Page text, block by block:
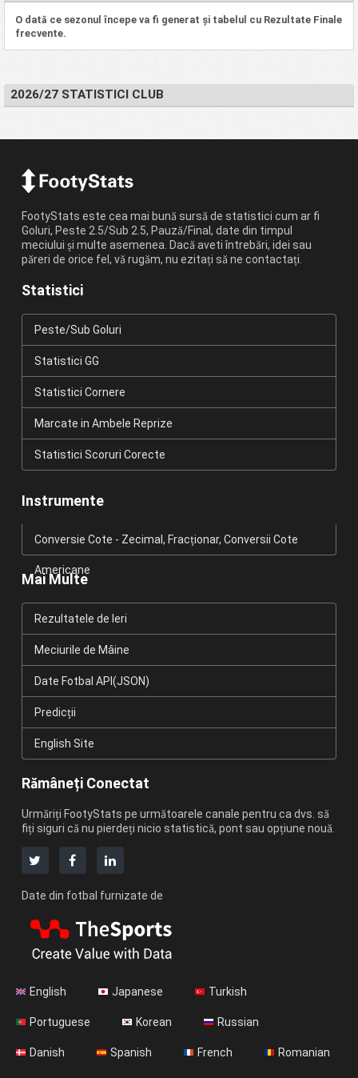
O dată ce sezonul începe va fi generat și tabelul cu Rezultate Finale
frecvente.
2026/27 STATISTICI CLUB
FootyStats este cea mai bună sursă de statistici cum ar fi
Goluri, Peste 2.5/Sub 2.5, Pauză/Final, date din timpul
meciului și multe asemenea. Dacă aveti întrebări, idei sau
păreri de orice fel, vă rugăm, nu ezitați să ne contactați.
Statistici
Peste/Sub Goluri
Statistici GG
Statistici Cornere
Marcate in Ambele Reprize
Statistici Scoruri Corecte
Instrumente
Conversie Cote - Zecimal, Fracționar, Conversii Cote
Americane
Mai Multe
Rezultatele de Ieri
Meciurile de Mâine
Date Fotbal API(JSON)
Predicții
English Site
Rămâneți Conectat
Urmăriți FootyStats pe următoarele canale pentru ca dvs. să
fiți siguri că nu pierdeți nicio statistică, pont sau opțiune nouă.
Date din fotbal furnizate de
English Japanese Turkish
Portuguese Korean Russian
Danish Spanish French Romanian